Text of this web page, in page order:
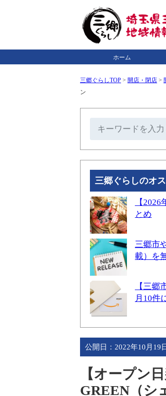
ホーム
三郷ぐらしTOP > 開店・閉店 >
ン
三郷ぐらしのオス
【
とめ
三郷市
載）を
【三
月10件
公開日： 2022年10月19
【オープン
GREEN（シ